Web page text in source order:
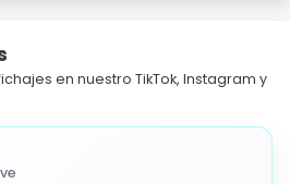
en nuestro TikTok, Instagram y